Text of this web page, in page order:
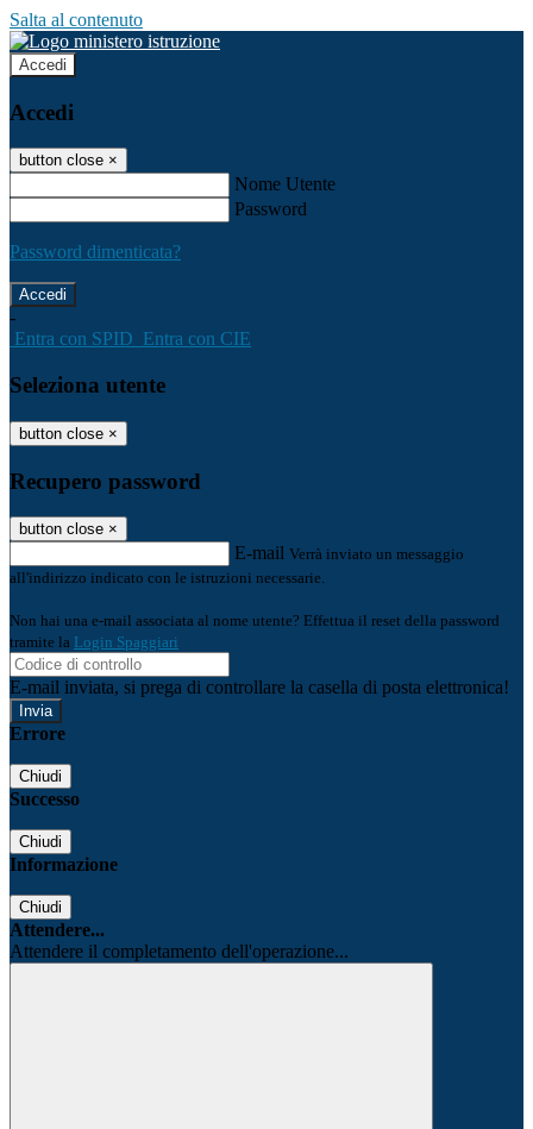
Salta al contenuto
Accedi
Accedi
button close ×
Nome Utente
Password
Password dimenticata?
-
Entra con SPID Entra con CIE
Seleziona utente
button close ×
Recupero password
button close ×
E-mail Verrà inviato un messaggio
all'indirizzo indicato con le istruzioni necessarie.
Non hai una e-mail associata al nome utente? Effettua il reset della password
tramite la Login Spaggiari
E-mail inviata, si prega di controllare la casella di posta elettronica!
Errore
Chiudi
Successo
Chiudi
Informazione
Chiudi
Attendere...
Attendere il completamento dell'operazione...